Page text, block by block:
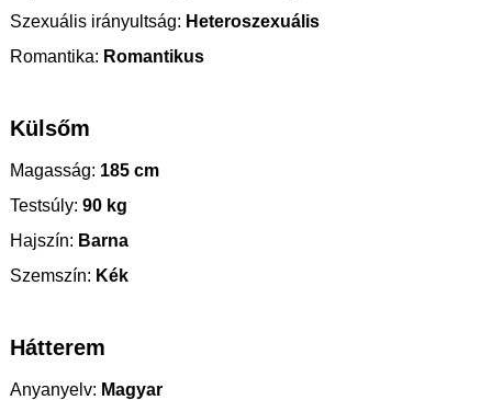
Szexuális irányultság: Heteroszexuális
Romantika: Romantikus
Külsőm
Magasság: 185 cm
Testsúly: 90 kg
Hajszín: Barna
Szemszín: Kék
Hátterem
Anyanyelv: Magyar